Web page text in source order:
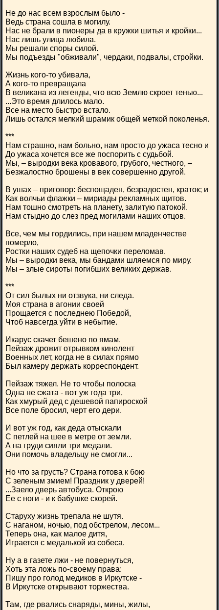
Не до нас всем взрослым было -
Ведь страна сошла в могилу.
Нас не брали в пионеры да в кружки шитья и кройки...
Нас лишь улица любила.
Мы решали споры силой.
Мы подъезды "обживали", чердаки, подвалы, стройки.
Жизнь кого-то убивала,
А кого-то превращала
В великана из легенды, что всю Землю скроет тенью...
...Это время длилось мало.
Все на место быстро встало.
Лишь остался мелкий шрамик общей меткой поколенья.
***
Нам страшно, нам больно, нам просто до ужаса тесно и
До ужаса хочется все же поспорить с судьбой.
Мы, – выродки века кровавого, грубого, честного, –
Безжалостно брошены в век совершенно другой.
В ушах – приговор: беспощаден, безрадостен, краток; и
Как волчьи флажки – мириады рекламных щитов.
Нам тошно смотреть на планету, залитую патокой.
Нам стыдно до слез пред могилами наших отцов.
Все, чем мы гордились, при нашем младенчестве
померло,
Ростки наших судеб на щепочки переломав.
Мы – выродки века, мы бандами шляемся по миру.
Мы – злые сироты погибших великих держав.
***
От сил былых ни отзвука, ни следа.
Моя страна в агонии своей
Прощается с последнею Победой,
Чтоб навсегда уйти в небытие.
Икарус скачет бешено по ямам.
Пейзаж дрожит отрывком кинолент
Военных лет, когда не в силах прямо
Был камеру держать корреспондент.
Пейзаж тяжел. Не то чтобы полоска
Одна не сжата - вот уж года три,
Как хмурый дед с дешевой папироской
Все поле бросил, черт его дери.
И вот уж год, как деда отыскали
С петлей на шее в метре от земли.
А на груди сияли три медали.
Они помочь владельцу не смогли...
Но что за грусть? Страна готова к бою
С зеленым змием! Праздник у дверей!
...Заело дверь автобуса. Открою
Ее с ноги - и к бабушке скорей.
Старуху жизнь трепала не шутя.
С наганом, ночью, под обстрелом, лесом...
Теперь она, как малое дитя,
Играется с медалькой из собеса.
Ну а в газете лжи - не повернуться,
Хоть эта ложь по-своему права:
Пишу про голод медиков в Иркутске -
В Иркутске открывают торжества.
Там, где рвались снаряды, мины, жилы,